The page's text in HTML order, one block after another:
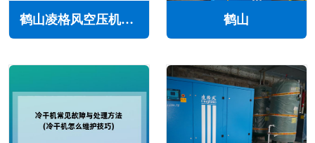
鹤山凌格风空压机维修保养售后服务电话 鹤山